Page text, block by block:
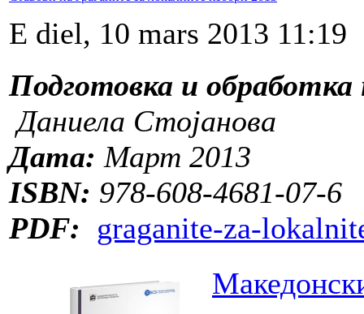
E diel, 10 mars 2013 11:19
Подготовка и
Даниела Стојанова
Дата: Март 2013
ISBN: 978-608-4681-07-6
PDF: graganite-za-